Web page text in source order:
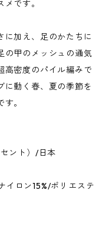
です。
に加え、足のかたちに
の甲のメッシュの通気
高密度のパイル編みで
に動く春、夏の季節を
。
ント）/日本
イロン15%/ポリエステ